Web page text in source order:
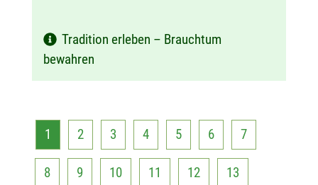
Tradition erleben – Brauchtum
bewahren
1 2 3 4 5 6 7
8 9 10 11 12 13